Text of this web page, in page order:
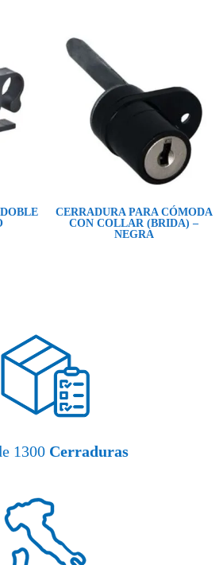
CERRADURA PARA CÓMODA
CON COLLAR (BRIDA) –
NEGRA
1300 Cerraduras